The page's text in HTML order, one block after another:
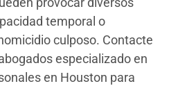
temporal o
culposo. Contacte
especializado en
en Houston para